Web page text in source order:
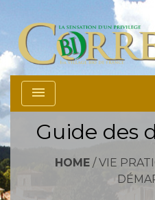
menu
Guide des
HOME/ VIE